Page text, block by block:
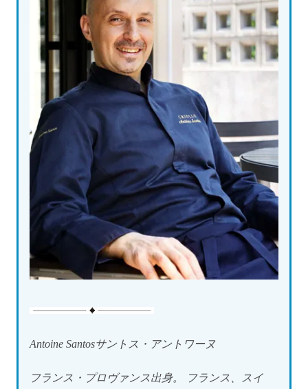
Antoine Santosサントス・アントワーヌ
フランス・プロヴァンス出身。 フランス、スイ